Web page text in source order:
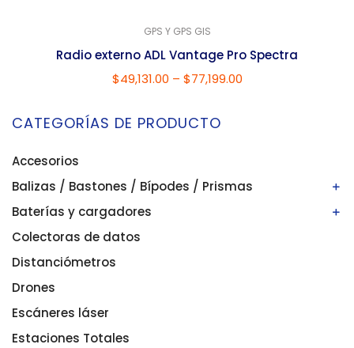
GPS Y GPS GIS
Radio externo ADL Vantage Pro Spectra
$49,131.00 – $77,199.00
CATEGORÍAS DE PRODUCTO
Accesorios
Balizas / Bastones / Bípodes / Prismas
Bastones/balizas
Bípodes
Prismas
Baterías y cargadores
Baterías
Cargadores
Colectoras de datos
Distanciómetros
Drones
Escáneres láser
Estaciones Totales